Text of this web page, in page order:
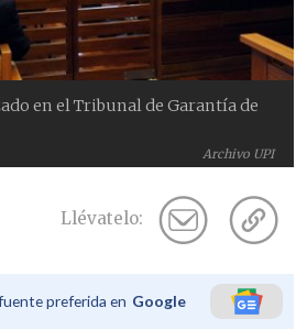
Archivo UPI
en el Tribunal de Garantía de
Llévatelo:
preferida en Google